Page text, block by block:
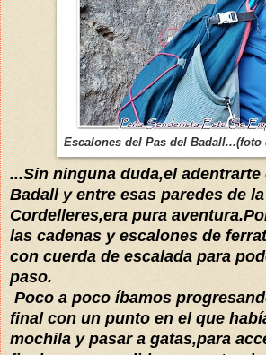
Escalones del Pas del Badall...(foto
...Sin ninguna duda,el adentrarte
Badall y entre esas paredes de
Cordelleres,era pura
las cadenas y escalones de
con cuerda de escalada para
paso.
Poco a poco íbamos
final con un punto en el que
mochila y pasar a gatas,para